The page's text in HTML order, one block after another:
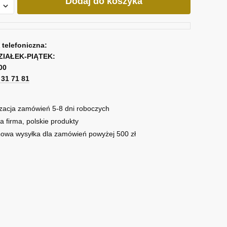
PIĄTEK:
71 81
zamówień 5-8 dni roboczych
firma, polskie produkty
wysyłka dla zamówień powyżej 500 zł